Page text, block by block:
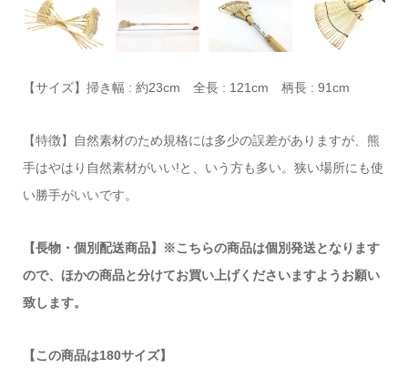
【サイズ】掃き幅 : 約23cm 全長 : 121cm 柄長 : 91cm
【特徴】自然素材のため規格には多少の誤差がありますが、熊
手はやはり自然素材がいい!と、いう方も多い。狭い場所にも使
い勝手がいいです。
【長物・個別配送商品】※こちらの商品は個別発送となります
ので、ほかの商品と分けてお買い上げくださいますようお願い
致します。
【この商品は180サイズ】